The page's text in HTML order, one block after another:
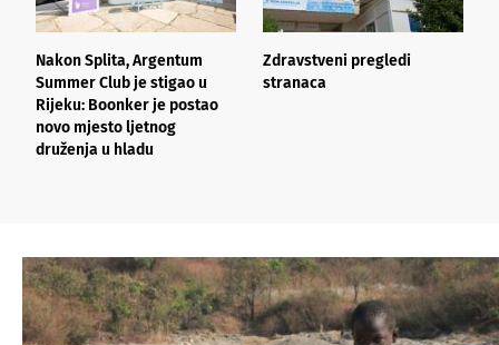
Nakon Splita, Argentum
Summer Club je stigao u
Rijeku: Boonker je postao
novo mjesto ljetnog
druženja u hladu
Zdravstveni pregledi
stranaca